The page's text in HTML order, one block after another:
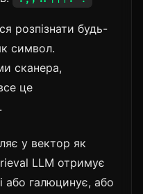
розпізнати будь-
символ.
сканера,
це
у вектор як
LLM отримує
або галюцинує, або